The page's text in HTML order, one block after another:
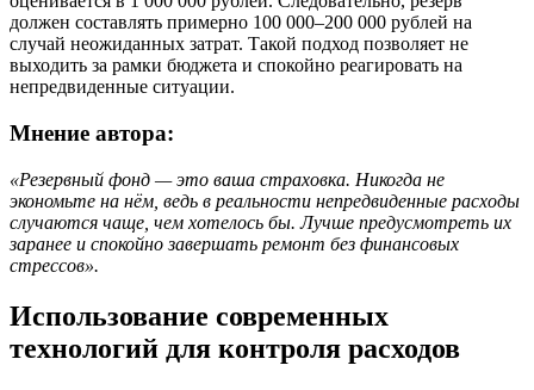
должен составлять примерно 100 000–200 000 рублей на
случай неожиданных затрат. Такой подход позволяет не
выходить за рамки бюджета и спокойно реагировать на
непредвиденные ситуации.
Мнение автора:
«Резервный фонд — это ваша страховка. Никогда не
экономьте на нём, ведь в реальности непредвиденные расходы
случаются чаще, чем хотелось бы. Лучше предусмотреть их
заранее и спокойно завершать ремонт без финансовых
стрессов».
Использование современных
технологий для контроля расходов